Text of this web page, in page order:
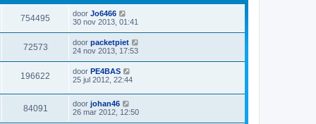
754495
e
L
a
s
t
e
b
e
i
c
h
t
door Jo6466
30 nov 2013, 01:41
72573W
e
L
a
s
t
e
b
e
r
door packetpiet
24 nov 2013, 17:53
196622
e
L
a
t
s
t
e
door PE4BAS
25 jul 2012, 22:44
84091
L
a
door johan46
26 mar 2012, 12:50